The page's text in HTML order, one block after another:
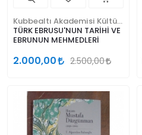
TÜRK EBRUSU'NUN TARİHİ VE
EBRUNUN MEHMEDLERİ
2.000,00 2.500,00